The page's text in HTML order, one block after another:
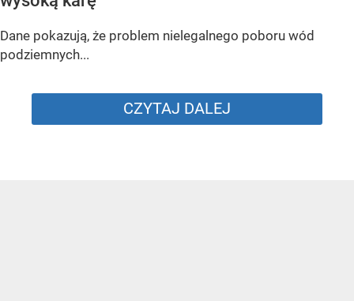
Dane pokazują, że problem nielegalnego poboru wód
podziemnych...
CZYTAJ DALEJ